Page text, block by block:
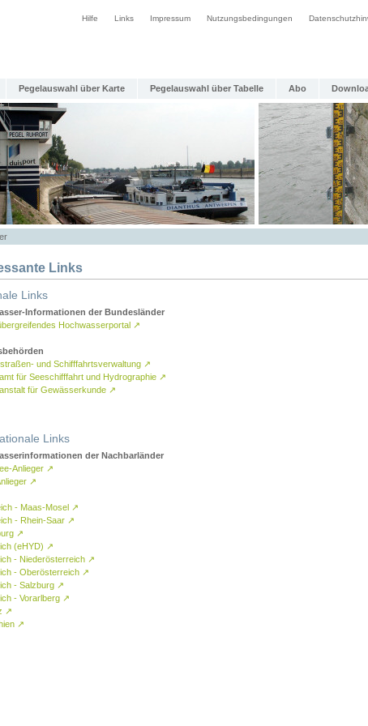
Hilfe Links Impressum Nutzungsbedingungen
Pegelauswahl über Karte Pegelauswahl über Tabelle Abo
Links
Links
Informationen der Bundesländer
Hochwasserportal ↗
und Schifffahrtsverwaltung ↗
für Seeschifffahrt und Hydrographie ↗
für Gewässerkunde ↗
Links
der Nachbarländer
Anlieger ↗
↗
- Maas-Mosel ↗
- Rhein-Saar ↗
↗
(eHYD) ↗
- Niederösterreich ↗
- Oberösterreich ↗
- Salzburg ↗
- Vorarlberg ↗
↗
↗